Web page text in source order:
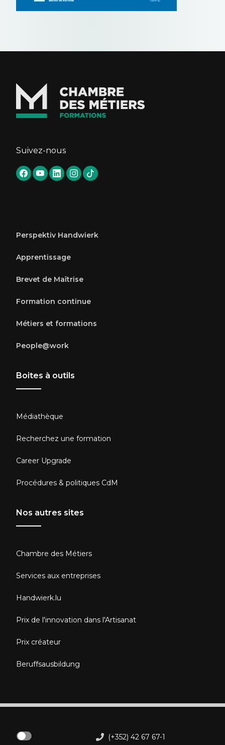
Suivez-nous
Perspektiv Handwierk
Apprentissage
Brevet de Maîtrise
Formation continue
Métiers et formations
People@work
Boites à outils
Médiathèque
Recherchez une formation
Career Upgrade
Procédures & politiques CdM
Nos autres sites
Chambre des Métiers
Services aux entreprises
Handwierk.lu
Prix de l'innovation dans l'Artisanat
Prix créateur
Beruffsausbildung
(+352) 42 67 67-1